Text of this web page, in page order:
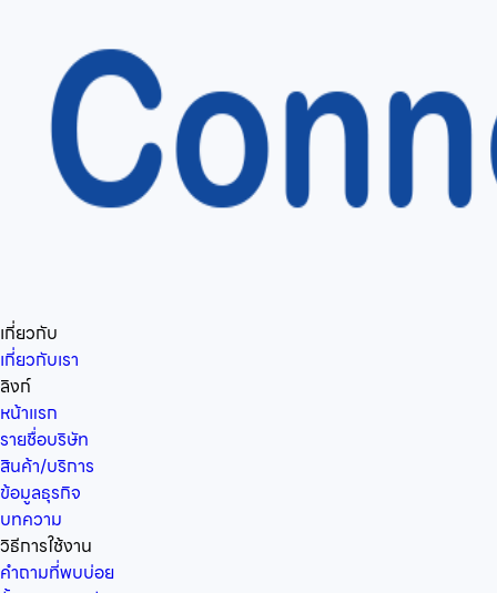
เกี่ยวกับ
เกี่ยวกับเรา
ลิงก์
หน้าแรก
รายชื่อบริษัท
สินค้า/บริการ
ข้อมูลธุรกิจ
บทความ
วิธีการใช้งาน
คำถามที่พบบ่อย